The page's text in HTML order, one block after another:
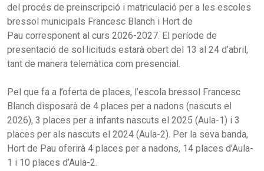
del procés de preinscripció i matriculació per a les escoles
bressol municipals Francesc Blanch i Hort de
Pau corresponent al curs 2026-2027. El període de
presentació de sol·licituds estarà obert del 13 al 24 d’abril,
tant de manera telemàtica com presencial.
Pel que fa a l’oferta de places, l’escola bressol Francesc
Blanch disposarà de 4 places per a nadons (nascuts el
2026), 3 places per a infants nascuts el 2025 (Aula-1) i 3
places per als nascuts el 2024 (Aula-2). Per la seva banda,
Hort de Pau oferirà 4 places per a nadons, 14 places d’Aula-
1 i 10 places d’Aula-2.